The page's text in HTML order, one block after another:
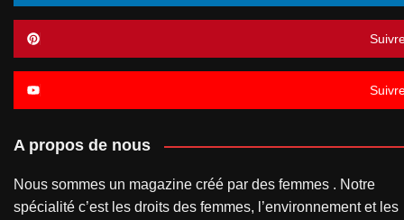
A propos de nous
Nous sommes un magazine créé par des femmes . Notre
spécialité c’est les droits des femmes, l’environnement et les